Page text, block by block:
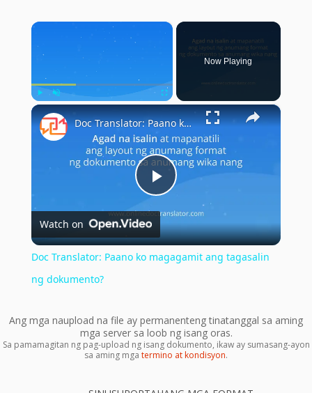
×
Play Unmute Fullscreen
Now Playing
×
Play
Video
Doc Translator: Paano ko magagamit ang tagasalin ng dokumento?
Watch on
Doc Translator: Paano ko magagamit ang tagasalin
ng dokumento?
Ang mga naupload na file ay permanenteng tinatanggal sa aming
mga server sa loob ng isang oras.
Sa pamamagitan ng pag-upload ng isang dokumento, ikaw ay sumasang-ayon
sa aming mga termino at kondisyon.